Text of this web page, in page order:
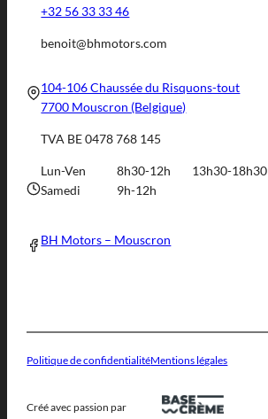
+32 56 33 33 46
benoit@bhmotors.com
104-106 Chaussée du Risquons-tout
7700 Mouscron (Belgique)
TVA BE 0478 768 145
Lun-Ven 8h30-12h
13h30-18h30
Samedi
9h-12h
BH Motors – Mouscron
Politique de confidentialitéMentions légales
Créé avec passion par